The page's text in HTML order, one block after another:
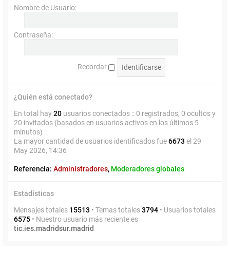
Nombre de Usuario:
Contraseña:
Recordar
¿Quién está conectado?
En total hay20 usuarios conectados :: 0 registrados, 0 ocultos y
20 invitados (basados en usuarios activos en los últimos 5
minutos)
La mayor cantidad de usuarios identificados fue6673 el 29
May 2026, 14:36
Referencia: Administradores, Moderadores globales
Estadísticas
Mensajes totales 15513 • Temas totales3794 • Usuarios totales
6575 • Nuestro usuario más reciente es
tic.ies.madridsur.madrid